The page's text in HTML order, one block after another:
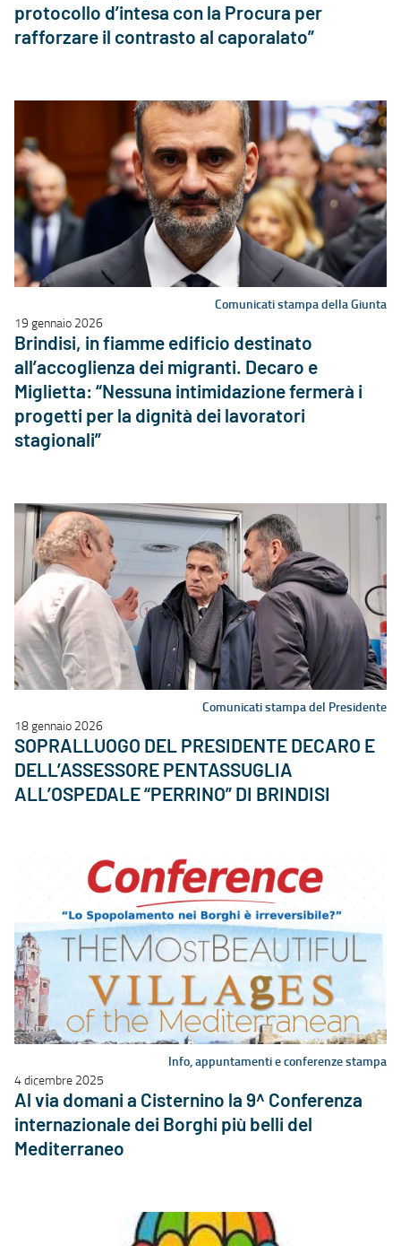
protocollo d’intesa con la Procura per
rafforzare il contrasto al caporalato”
Comunicati stampa della Giunta
19 gennaio 2026
Brindisi, in fiamme edificio destinato
all’accoglienza dei migranti. Decaro e
Miglietta: “Nessuna intimidazione fermerà i
progetti per la dignità dei lavoratori
stagionali”
Comunicati stampa del Presidente
18 gennaio 2026
SOPRALLUOGO DEL PRESIDENTE DECARO E
DELL’ASSESSORE PENTASSUGLIA
ALL’OSPEDALE “PERRINO” DI BRINDISI
Info, appuntamenti e conferenze stampa
4 dicembre 2025
Al via domani a Cisternino la 9^ Conferenza
internazionale dei Borghi più belli del
Mediterraneo